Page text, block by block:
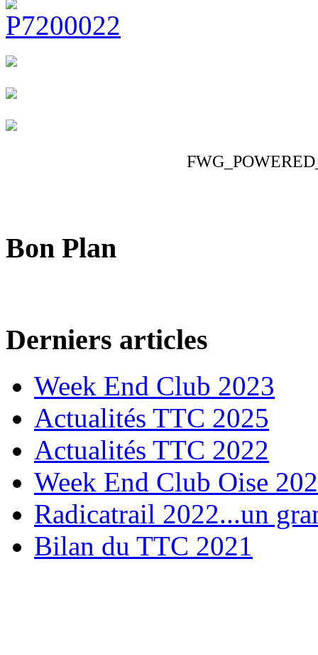
Bon Plan
Derniers articles
Week End Club 2023
Actualités TTC 2025
Actualités TTC 2022
Week End Club Oise
Radicatrail 2022...un
Bilan du TTC 2021